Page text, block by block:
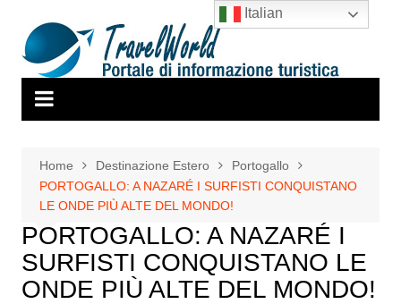
contenuto
Home Destinazione Estero
Portogallo
PORTOGALLO: A NAZARÉ I SURFISTI CONQUISTANO
LE ONDE PIÙ ALTE DEL MONDO!
PORTOGALLO: A NAZARÉ I
SURFISTI CONQUISTANO LE
ONDE PIÙ ALTE DEL MONDO!
Italian